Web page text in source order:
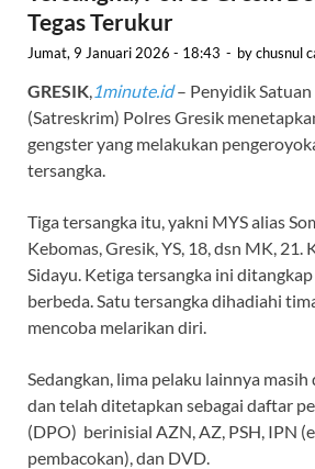
Tegas Terukur
Jumat, 9 Januari 2026 - 18:43 - bychusnul
GRESIK, 1minute.id– Penyidik
(Satreskrim) Polres Gresik
gengster yang melakukan
tersangka.
Tiga tersangka itu, yakni MYS alias
Kebomas, Gresik, YS, 18, dsn MK, 21.
Sidayu. Ketiga tersangka ini
berbeda. Satu tersangka dihadiahi
mencoba melarikan diri.
Sedangkan, lima pelaku lainnya masih
dan telah ditetapkan sebagai daftar
(DPO) berinisial AZN, AZ, PSH, IPN
pembacokan), dan DVD.